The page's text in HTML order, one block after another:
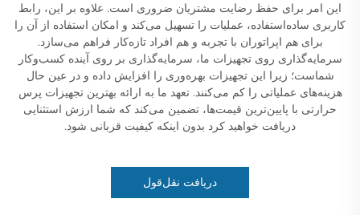
این امر برای حفظ رضایت مشتریان ضروری است. علاوه بر این، رابط
کاربری ساده‌استفاده، عملیات را تسهیل می‌کند و امکان استفاده از آن را
برای هم اپراتوران با تجربه و هم افراد تازه‌کار فراهم می‌سازد.
سرمایه‌گذاری روی تجهیزات ما، سرمایه‌گذاری بر روی آینده کسب‌وکار
شماست؛ زیرا این تجهیزات بهره‌وری را افزایش داده و در عین حال
هزینه‌های عملیاتی را کم می‌کنند. تعهد ما به ارائه بهترین تجهیزات پرس
حرارتی با پایین‌ترین قیمت‌ها، تضمین می‌کند که شما ارزش استثنایی
دریافت خواهید کرد بدون اینکه کیفیت قربانی شود.
دریافت نقل‌قول